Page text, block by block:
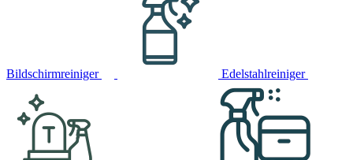
Bildschirmreiniger Edelstahlreiniger